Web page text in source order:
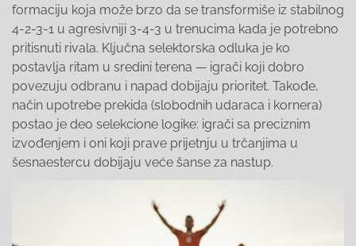
formaciju koja može brzo da se transformiše iz stabilnog
4-2-3-1 u agresivniji 3-4-3 u trenucima kada je potrebno
pritisnuti rivala. Ključna selektorska odluka je ko
postavlja ritam u sredini terena — igrači koji dobro
povezuju odbranu i napad dobijaju prioritet. Takođe,
način upotrebe prekida (slobodnih udaraca i kornera)
postao je deo selekcione logike: igrači sa preciznim
izvođenjem i oni koji prave prijetnju u trčanjima u
šesnaestercu dobijaju veće šanse za nastup.